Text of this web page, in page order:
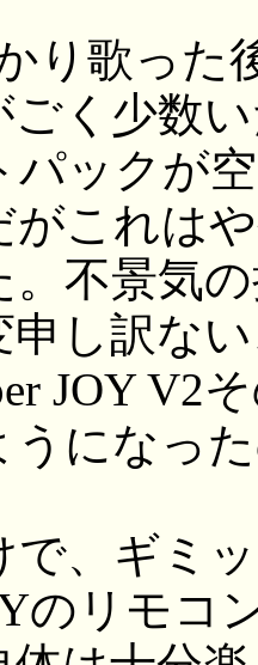
り歌った
ごく少数
パックが
がこれは
。不景気
申し訳な
JOY V2
うになっ
で、ギミ
のリモコ